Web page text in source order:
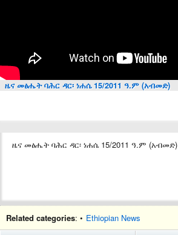
ዜና መፅሔት ባሕር ዳር፡ ነሐሴ 15/2011 ዓ.ም (አብመድ)
ዜና መፅሔት ባሕር ዳር፡ ነሐሴ 15/2011 ዓ.ም (አብመድ)
Related categories: • Ethiopian News